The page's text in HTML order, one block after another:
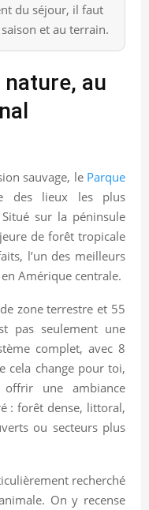
du séjour, il faut
et au terrain.
nature, au
sauvage, le Parque
des lieux les plus
sur la péninsule
de forêt tropicale
l’un des meilleurs
Amérique centrale.
zone terrestre et 55
pas seulement une
complet, avec 8
cela change pour toi,
une ambiance
: forêt dense, littoral,
ou secteurs plus
recherché
On y recense